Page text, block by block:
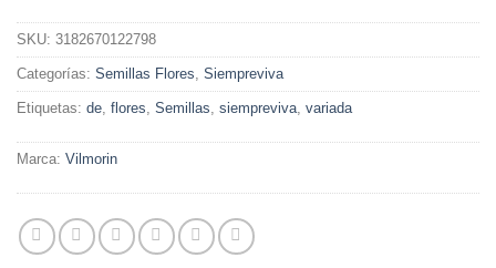
SKU: 3182670122798
Categorías: Semillas Flores Siempreviva
Etiquetas: de flores Semillas siempreviva variada
Marca: Vilmorin